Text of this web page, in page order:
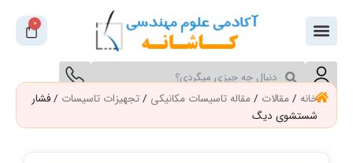
محتوا
0
سبد
خرید
جستجو
کنید
جستجو
کنید
خانه / مقالات / مقاله تاسیسات مکانیکی /تجهیزات تاسیسات / فشار
شستشوی دیگ